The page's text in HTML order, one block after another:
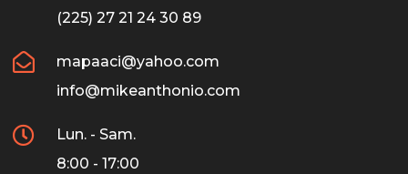
(225) 27 21 24 30 89
mapaaci@yahoo.com
info@mikeanthonio.com
Lun. - Sam.
8:00 - 17:00